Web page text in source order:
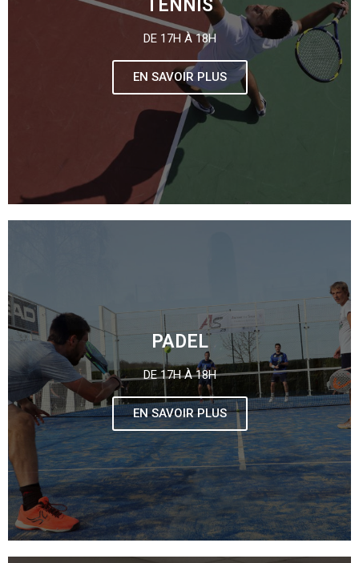
TENNIS
DE 17H À 18H
EN SAVOIR PLUS
PADEL
DE 17H À 18H
EN SAVOIR PLUS